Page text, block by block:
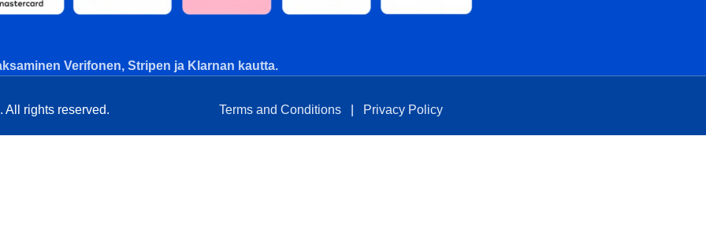
Verifonen, Stripen ja Klarnan kautta.
All rights reserved. Terms and Conditions Privacy Policy